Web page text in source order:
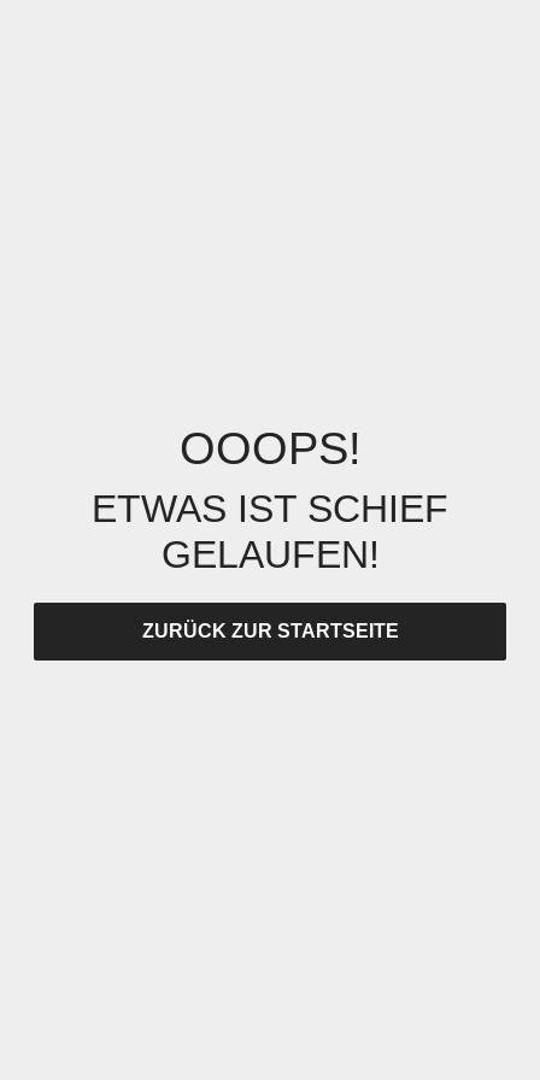
OOOPS!
ETWAS IST SCHIEF
GELAUFEN!
ZURÜCK ZUR STARTSEITE